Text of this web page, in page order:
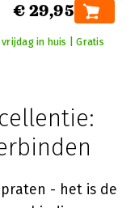
€ 29,95
in huis | Gratis
- het is de